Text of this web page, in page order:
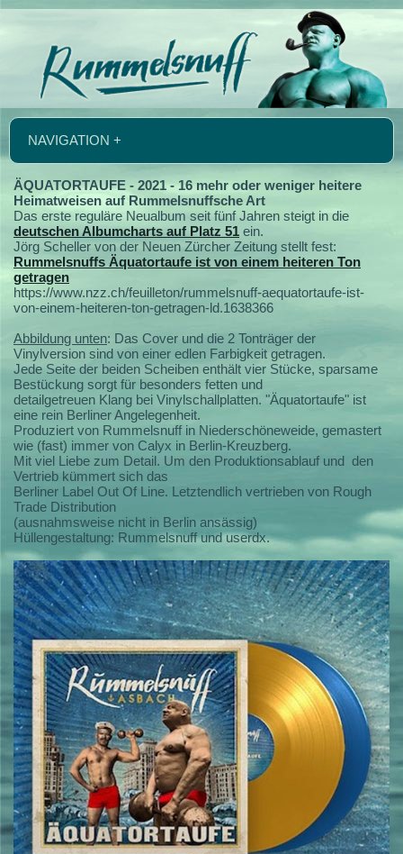
NAVIGATION +
ÄQUATORTAUFE - 2021 - 16 mehr oder weniger heitere
Heimatweisen auf Rummelsnuffsche Art
Das erste reguläre Neualbum seit fünf Jahren steigt in die
deutschen Albumcharts auf Platz 51 ein.
Jörg Scheller von der Neuen Zürcher Zeitung stellt fest:
Rummelsnuffs Äquatortaufe ist von einem heiteren Ton
getragen
https://www.nzz.ch/feuilleton/rummelsnuff-aequatortaufe-ist-
von-einem-heiteren-ton-getragen-ld.1638366
Abbildung unten: Das Cover und die 2 Tonträger der
Vinylversion sind von einer edlen Farbigkeit getragen.
Jede Seite der beiden Scheiben enthält vier Stücke, sparsame
Bestückung sorgt für besonders fetten und
detailgetreuen Klang bei Vinylschallplatten. "Äquatortaufe" ist
eine rein Berliner Angelegenheit.
Produziert von Rummelsnuff in Niederschöneweide, gemastert
wie (fast) immer von Calyx in Berlin-Kreuzberg.
Mit viel Liebe zum Detail. Um den Produktionsablauf und den
Vertrieb kümmert sich das
Berliner Label Out Of Line. Letztendlich vertrieben von Rough
Trade Distribution
(ausnahmsweise nicht in Berlin ansässig)
Hüllengestaltung: Rummelsnuff und userdx.